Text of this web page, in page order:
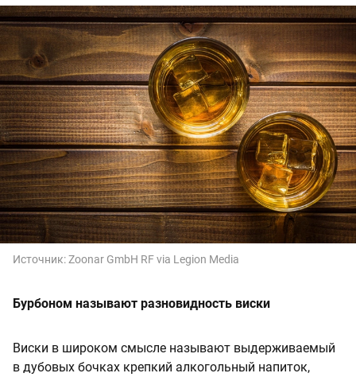
Источник:Zoonar GmbH RF via Legion Media
Бурбоном называют разновидность виски
Виски в широком смысле называют выдерживаемый
в дубовых бочках крепкий алкогольный напиток,